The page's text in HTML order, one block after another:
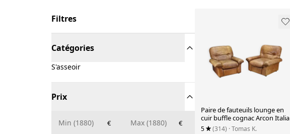
Filtres
Catégories
S'asseoir
Prix
€ €
Paire de fauteuils lounge en
cuir buffle cognac Arcon Italia
5 (314) · Tomas K.